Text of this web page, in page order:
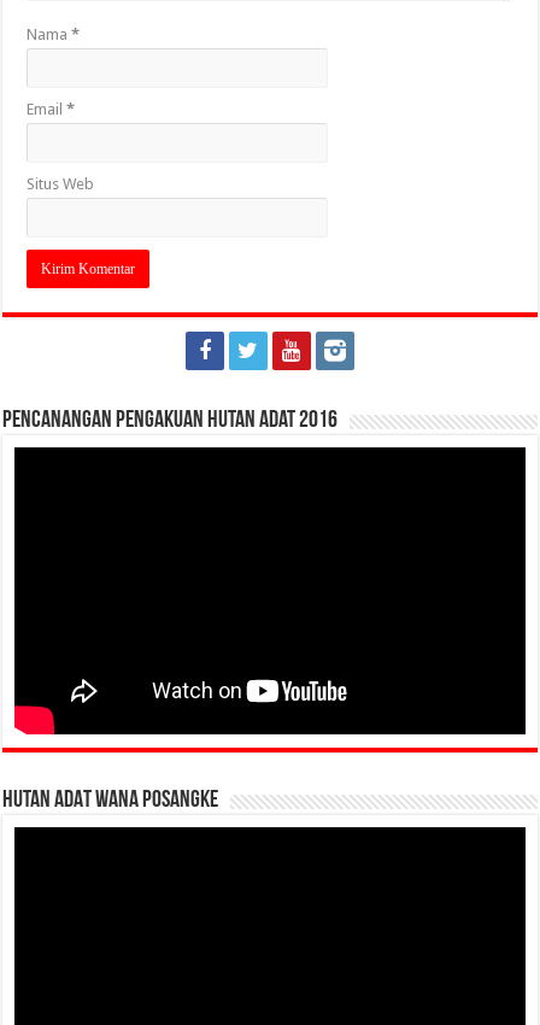
Nama*
Email*
Situs Web
Pencanangan Pengakuan Hutan Adat 2016
HUTAN ADAT WANA POSANGKE